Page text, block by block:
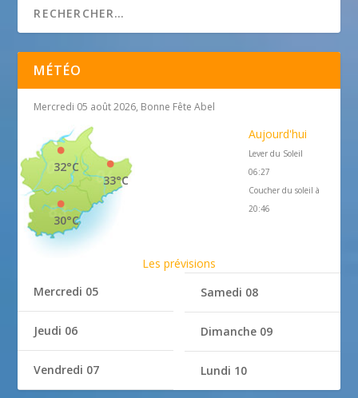
MÉTÉO
Mercredi 05 août 2026, Bonne Fête Abel
33°C
32°C
30°C
Aujourd'hui
Lever du Soleil
06:27
Coucher du soleil à
20:46
Les prévisions
Mercredi 05
Jeudi 06
Vendredi 07
Samedi 08
Dimanche 09
Lundi 10